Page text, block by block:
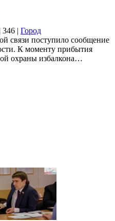
346 | Город
связи поступило сообщение
К моменту прибытия
охраны избалкона…